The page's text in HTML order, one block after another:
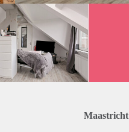
Maastricht